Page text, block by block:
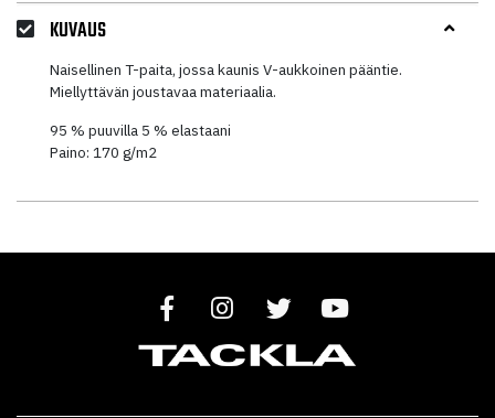
KUVAUS
Naisellinen T-paita, jossa kaunis V-aukkoinen pääntie.
Miellyttävän joustavaa materiaalia.
95 % puuvilla 5 % elastaani
Paino: 170 g/m2